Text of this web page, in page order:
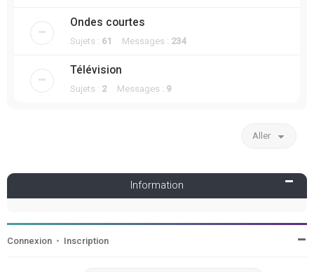
Ondes courtes
Sujets : 61 Messages : 234
Télévision
Sujets : 2 Messages : 9
Aller
Information
Connexion • Inscription